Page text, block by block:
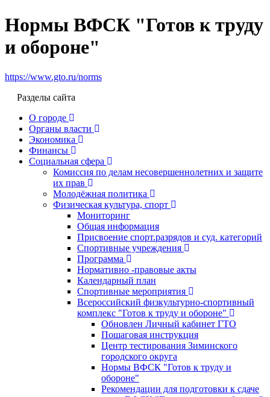
Нормы ВФСК "Готов к труду
и обороне"
https://www.gto.ru/norms
Разделы сайта
О городе
Органы власти
Экономика
Финансы
Социальная сфера
Комиссия по делам несовершеннолетних и защите
их прав
Молодёжная политика
Физическая культура, спорт
Мониторинг
Общая информация
Присвоение спорт.разрядов и суд. категорий
Спортивные учреждения
Программа
Нормативно -правовые акты
Календарный план
Спортивные мероприятия
Всероссийский физкультурно-спортивный
комплекс "Готов к труду и обороне"
Обновлен Личный кабинет ГТО
Пошаговая инструкция
Центр тестирования Зиминского
городского округа
Нормы ВФСК "Готов к труду и
обороне"
Рекомендации для подготовки к сдаче